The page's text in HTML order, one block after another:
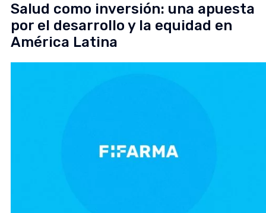
Salud como inversión: una apuesta
por el desarrollo y la equidad en
América Latina